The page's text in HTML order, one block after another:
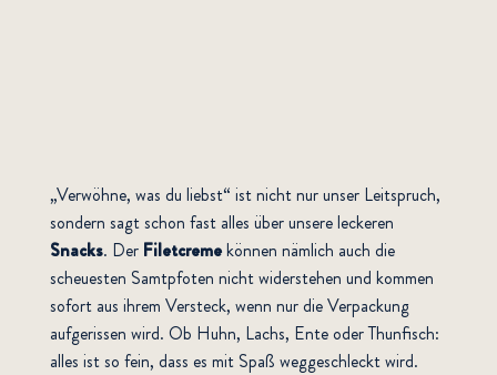
„Verwöhne, was du liebst“ ist nicht nur unser Leitspruch,
sondern sagt schon fast alles über unsere leckeren
Snacks. Der Filetcremekönnen nämlich auch die
scheuesten Samtpfoten nicht widerstehen und kommen
sofort aus ihrem Versteck, wenn nur die Verpackung
aufgerissen wird. Ob Huhn, Lachs, Ente oder Thunfisch:
alles ist so fein, dass es mit Spaß weggeschleckt wird.